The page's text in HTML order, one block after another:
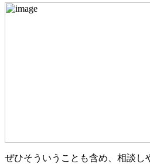
ぜひそういうことも含め、相談し